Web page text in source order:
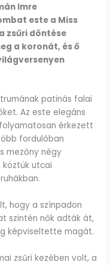
Imre
este a Miss
zsűri döntése
a koronát, és ő
patinás falai
Az este elegáns
érkezett
fordulóban
mezőny négy
utcai
hogy a színpadon
szintén nők adták át,
képviseltette magát.
zsűri kezében volt, a